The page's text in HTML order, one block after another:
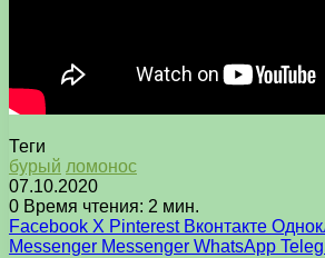
Теги
бурый ломонос
07.10.2020
0 Время чтения: 2 мин.
Facebook X Pinterest Вконтакте
Messenger Messenger WhatsApp